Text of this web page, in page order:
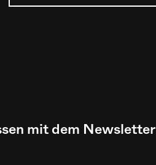
mit dem Newsletter